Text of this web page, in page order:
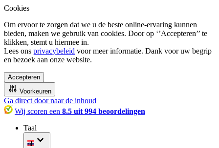
Cookies
Om ervoor te zorgen dat we u de beste online-ervaring kunnen
bieden, maken we gebruik van cookies. Door op ‘’Accepteren’’ te
klikken, stemt u hiermee in.
Lees ons privacybeleid voor meer informatie. Dank voor uw begrip
en bezoek aan onze website.
Accepteren
Voorkeuren
Ga direct door naar de inhoud
Wij scoren een 8.5 uit 994 beoordelingen
Taal
nl